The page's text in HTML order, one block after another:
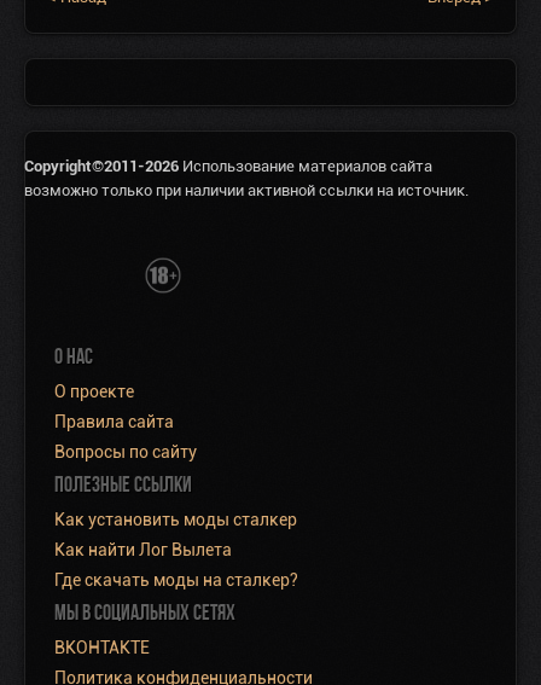
Copyright©2011-2026 Использование материалов сайта
возможно только при наличии активной ссылки на источник.
О НАС
О проекте
Правила сайта
Вопросы по сайту
ПОЛЕЗНЫЕ ССЫЛКИ
Как установить моды сталкер
Как найти Лог Вылета
Где скачать моды на сталкер?
МЫ В СОЦИАЛЬНЫХ СЕТЯХ
ВКОНТАКТЕ
Политика конфиденциальности